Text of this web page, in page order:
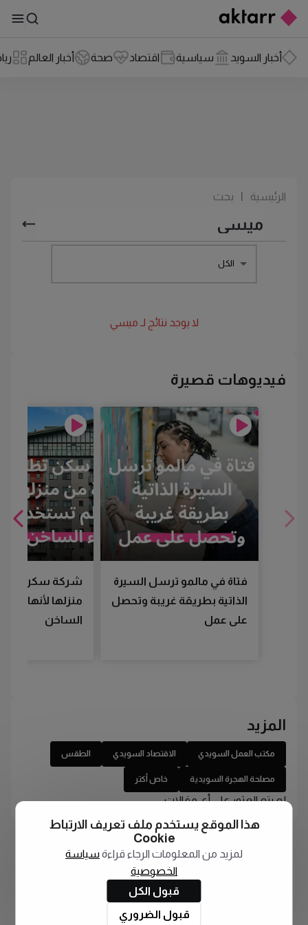
أخبار السويد سياسية اقتصاد صحة أخبار العالم
الرئيسية بحث
الكل
لا يوجد نتائج لـ ميسي
فيديوهات قصيرة
فتاة في مالمو ترسل السيرة
الذاتية بطريقة غريبة وتحصل
على عمل
شركة سكن
منزلها لأنها لم
الساخن
المزيد
مكتب العمل السويدي الاقتصاد السويدي الطقس
مصلحة الهجرة السويدية خاص أكتر
لم يتم العثور على أي مقالات
هذا الموقع يستخدم ملف تعريف الارتباط
Cookie
لمزيد من المعلومات الرجاء قراءة سياسة
الخصوصية
قبول الكل
قبول الضروري